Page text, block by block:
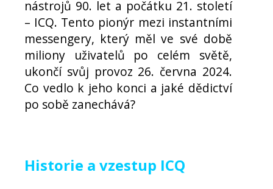
nástrojů 90. let a počátku 21. století
– ICQ. Tento pionýr mezi instantními
messengery, který měl ve své době
miliony uživatelů po celém světě,
ukončí svůj provoz 26. června 2024.
Co vedlo k jeho konci a jaké dědictví
po sobě zanechává?
Historie a vzestup ICQ